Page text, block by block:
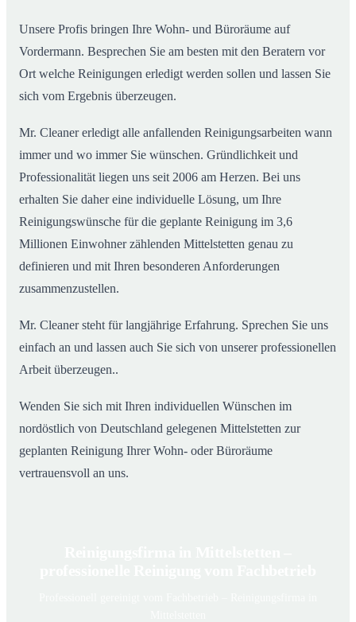
Unsere Profis bringen Ihre Wohn- und Büroräume auf
Vordermann. Besprechen Sie am besten mit den Beratern vor
Ort welche Reinigungen erledigt werden sollen und lassen Sie
sich vom Ergebnis überzeugen.
Mr. Cleaner erledigt alle anfallenden Reinigungsarbeiten wann
immer und wo immer Sie wünschen. Gründlichkeit und
Professionalität liegen uns seit 2006 am Herzen. Bei uns
erhalten Sie daher eine individuelle Lösung, um Ihre
Reinigungswünsche für die geplante Reinigung im 3,6
Millionen Einwohner zählenden Mittelstetten genau zu
definieren und mit Ihren besonderen Anforderungen
zusammenzustellen.
Mr. Cleaner steht für langjährige Erfahrung. Sprechen Sie uns
einfach an und lassen auch Sie sich von unserer professionellen
Arbeit überzeugen..
Wenden Sie sich mit Ihren individuellen Wünschen im
nordöstlich von Deutschland gelegenen Mittelstetten zur
geplanten Reinigung Ihrer Wohn- oder Büroräume
vertrauensvoll an uns.